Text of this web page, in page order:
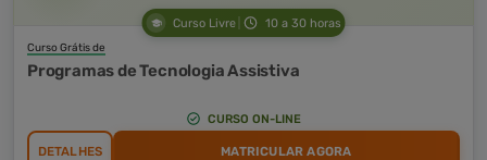
Curso Livre 10 a 30 horas
Curso Grátis de
Programas de Tecnologia Assistiva
CURSO ON-LINE
DETALHES MATRICULAR AGORA